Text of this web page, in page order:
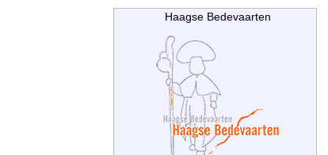
Haagse Bedevaarten